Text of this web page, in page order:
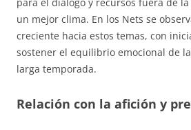
un mejor clima. En los Nets se
creciente hacia estos temas, con
sostener el equilibrio emocional de
larga temporada.
Relación con la afición y